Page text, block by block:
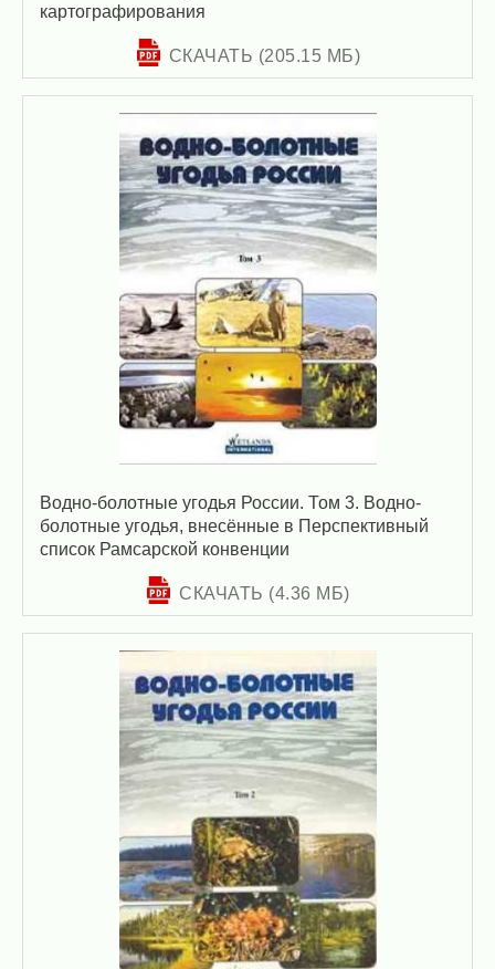
картографирования
СКАЧАТЬ (205.15 МБ)
Водно-болотные угодья России. Том 3. Водно-
болотные угодья, внесённые в Перспективный
список Рамсарской конвенции
СКАЧАТЬ (4.36 МБ)